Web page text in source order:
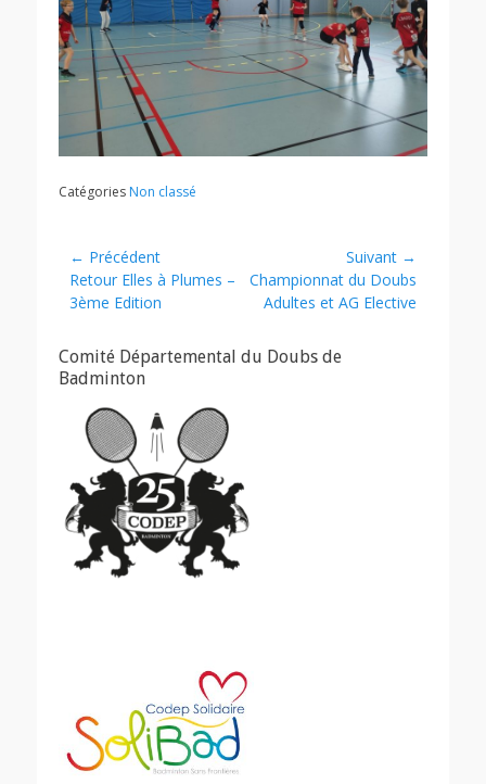
Catégories Non classé
Navigation
de
l’article
← Précédent
Article
précédent :
Retour Elles à Plumes –
3ème Edition
Suivant →
Article
suivant :
Championnat du Doubs
Adultes et AG Elective
Comité Départemental du Doubs de
Badminton